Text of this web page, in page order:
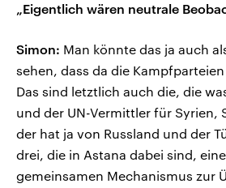
„Eigentlich wären neutrale
Simon: Man könnte das ja auch
sehen, dass da die
Das sind letztlich auch die, die
und der UN-Vermittler für Syrien,
der hat ja von Russland und der
drei, die in Astana dabei sind,
gemeinsamen Mechanismus zur